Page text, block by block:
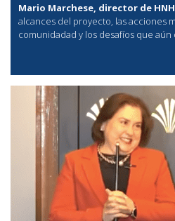
Mario Marchese, director de HNH
alcances del proyecto, las acciones
comunidadad y los desafíos que aún